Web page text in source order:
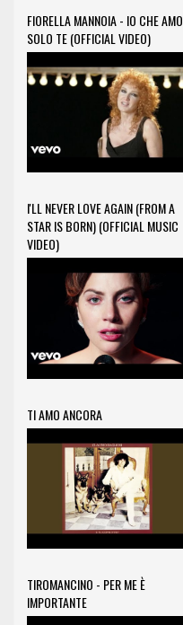
FIORELLA MANNOIA - IO CHE AMO
SOLO TE (OFFICIAL VIDEO)
I'LL NEVER LOVE AGAIN (FROM A
STAR IS BORN) (OFFICIAL MUSIC
VIDEO)
TI AMO ANCORA
TIROMANCINO - PER ME È
IMPORTANTE